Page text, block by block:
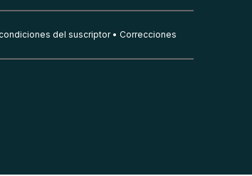
del suscriptor Correcciones